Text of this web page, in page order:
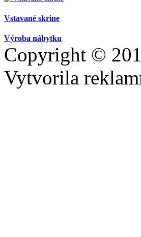
Vstavané skrine
Výroba nábytku
Copyright ©
Vytvorila